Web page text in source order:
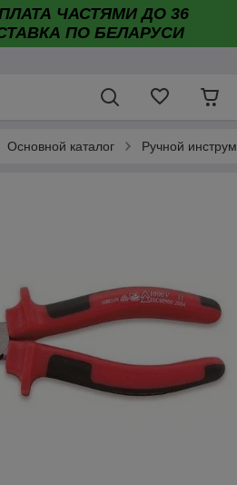
ЧАСТЯМИ ДО 36
ПО БЕЛАРУСИ
Основной каталог Ручной